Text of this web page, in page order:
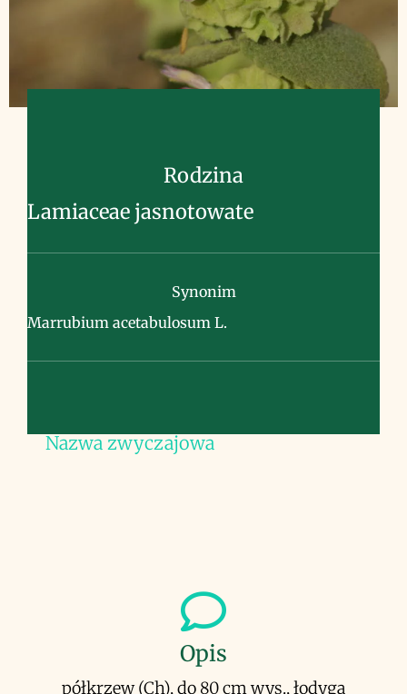
Rodzina
Lamiaceae jasnotowate
Synonim
Marrubium acetabulosum L.
Nazwa zwyczajowa
Opis
półkrzew (Ch), do 80 cm wys., łodyga